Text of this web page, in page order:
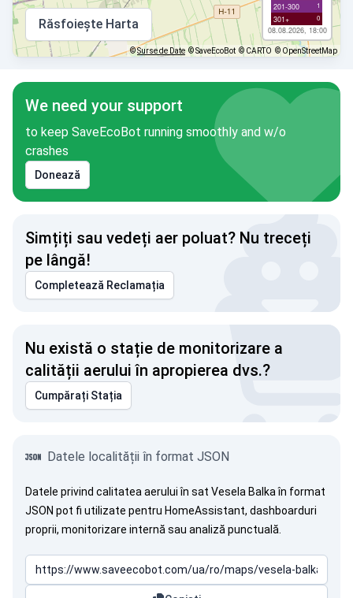
201-300 1
301+ 0
08.08.2026, 18:00
Răsfoiește Harta
©Surse de Date © SaveEcoBot © CARTO © OpenStreetMap
We need your support
to keep SaveEcoBot running smoothly and w/o
crashes
Donează
Simțiți sau vedeți aer poluat? Nu treceți
pe lângă!
Completează Reclamația
Nu există o stație de monitorizare a
calității aerului în apropierea dvs.?
Cumpărați Stația
Datele localității în format JSON
Datele privind calitatea aerului în sat Vesela Balka în format
JSON pot fi utilizate pentru HomeAssistant, dashboarduri
proprii, monitorizare internă sau analiză punctuală.